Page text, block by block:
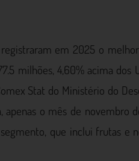
em 2025 o
milhões, 4,60% acima
Stat do Ministério do
apenas o mês de novembro
que inclui frutas e